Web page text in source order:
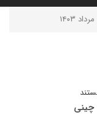
مرداد ۱۴۰۳
چینی